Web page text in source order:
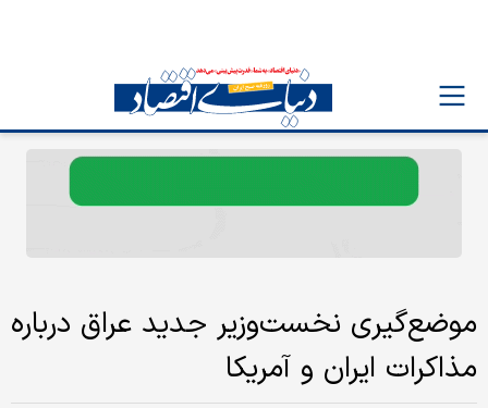
موضع‌گیری نخست‌وزیر جدید عراق درباره
مذاکرات ایران و آمریکا